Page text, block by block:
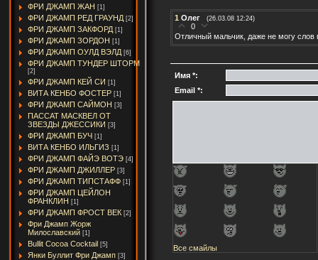
ФРИ ДЖАМП ЖАН [1]
ФРИ ДЖАМП РЕД ГРАУНД [2]
ФРИ ДЖАМП ЗАКФОРД [1]
ФРИ ДЖАМП ЗОРДОН [1]
ФРИ ДЖАМП ОУЛД ВЭЛД [6]
ФРИ ДЖАМП ТУНДЕР ШТОРМ
[2]
ФРИ ДЖАМП КЕЙ СИ [1]
ВИТА КЕНБО ФОСТЕР [1]
ФРИ ДЖАМП САЙМОН [3]
ПАССАТ МАСКВЕЛ ОТ
ЗВЕЗДЫ ДЖЕССИКИ [3]
ФРИ ДЖАМП БУЧ [1]
ВИТА КЕНБО ИЛЬГИЗ [1]
ФРИ ДЖАМП ФАЙЭ ВОТЭ [4]
ФРИ ДЖАМП ДЖИЛЛЕР [3]
ФРИ ДЖАМП ТИПСТАФФ [1]
ФРИ ДЖАМП ЦЕЙЛОН
ФРАНКЛИН [1]
ФРИ ДЖАМП ФРОСТ ВЕК [2]
Фри Джамп Жорж
Милославский [1]
Bullit Cocoa Cocktail [5]
Янки Буллит Фри Джамп [3]
1 Олег (26.03.08 12:24)
0
Отличный мальчик, даже не могу слов
Имя *:
Email *:
Все смайлы